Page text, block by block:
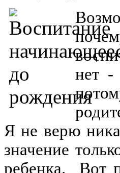
нет -
Я не верю
значение
ребенка. Вот